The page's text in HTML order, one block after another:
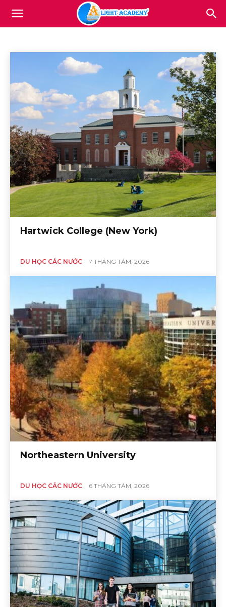
LightTIN TỨC
Hartwick College (New York)
DU HỌC CÁC NƯỚC 7 THÁNG TÁM, 2026
Northeastern University
DU HỌC CÁC NƯỚC 6 THÁNG TÁM, 2026